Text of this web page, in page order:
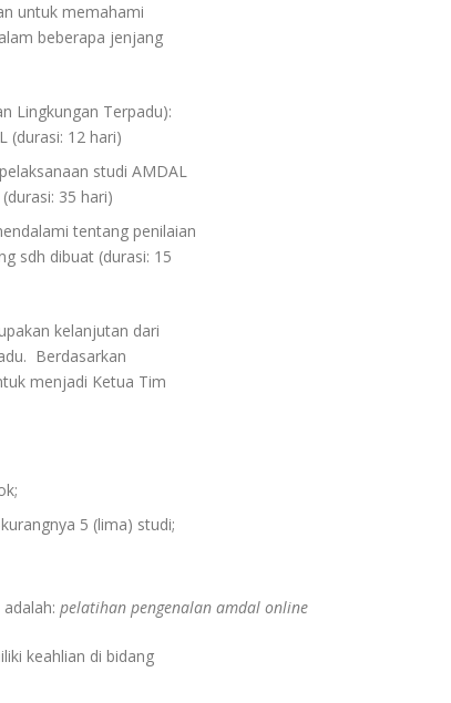
untuk memahami
beberapa jenjang
Lingkungan Terpadu):
(durasi: 12 hari)
studi AMDAL
35 hari)
tentang penilaian
sdh dibuat (durasi: 15
kelanjutan dari
Berdasarkan
menjadi Ketua Tim
5 (lima) studi;
pelatihan pengenalan amdal online
keahlian di bidang